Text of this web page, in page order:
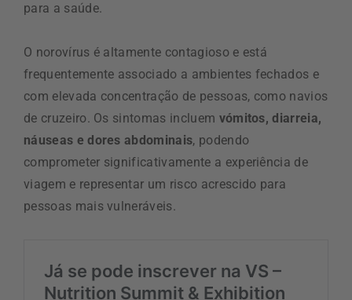
para a saúde.
O norovírus é altamente contagioso e está
frequentemente associado a ambientes fechados e
com elevada concentração de pessoas, como navios
de cruzeiro. Os sintomas incluem vómitos, diarreia,
náuseas e dores abdominais, podendo
comprometer significativamente a experiência de
viagem e representar um risco acrescido para
pessoas mais vulneráveis.